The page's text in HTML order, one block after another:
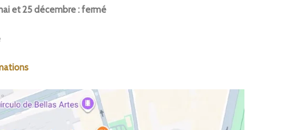
et 25 décembre : fermé